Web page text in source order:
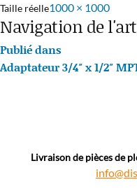
Taille réelle1000 × 1000
Navigation de
Publié dans
Adaptateur 3/4″ x 1/2″
Livraison de pièces de